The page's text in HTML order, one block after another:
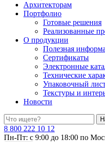
Архитекторам
Портфолио
Готовые решения
Реализованные
О продукции
Полезная
Сертификаты
Электронные
Технические
Упаковочный
Текстуры и
Новости
8 800 222 10 12
Пн-Пт: с 9:00 до 18:00 по